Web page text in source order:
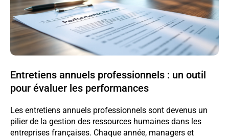
Entretiens annuels professionnels : un outil
pour évaluer les performances
Les entretiens annuels professionnels sont devenus un
pilier de la gestion des ressources humaines dans les
entreprises françaises. Chaque année, managers et